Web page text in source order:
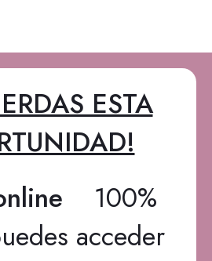
ESTA
100%
acceder